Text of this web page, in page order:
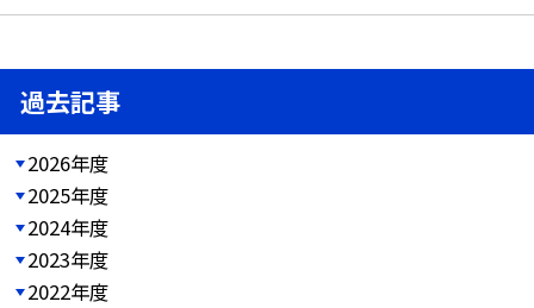
過去記事
2026年度
2025年度
2024年度
2023年度
2022年度